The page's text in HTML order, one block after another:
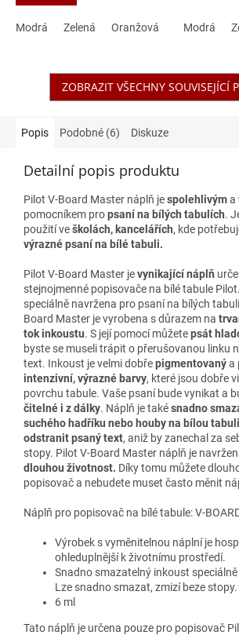
Modrá Zelená Oranžová Černá
Modrá
ZOBRAZIT VŠECHNY SOUVISEJÍCÍ
Popis Podobné (6) Diskuze
Detailní popis produktu
Pilot V-Board Master náplň jespolehlivýma
pomocníkem propsaní na bílých tabulích.
použití veškolách, kancelářích, kde
výrazné psaní na bílé tabuli.
Pilot V-Board Master jevynikající náplň
stejnojmenné popisovače na bílé tabule
speciálně navržena pro psaní na bílých
Board Master je vyrobena s důrazem na
tok inkoustu. S její pomocí můžetepsát
byste se museli trápit o přerušovanou linku
text. Inkoust je velmi dobřepigmentovanýa
intenzivní, výrazné barvy, které jsou dobře
povrchu tabule. Vaše psaní bude vynikat a
čitelné i z dálky. Náplň je takésnadno
suchého hadříku nebo houby na bílou tabuli
odstranit psaný text, aniž by zanechal za
stopy. Pilot V-Board Master náplň je
dlouhou životnost. Díky tomu můžete
popisovač a nebudete muset často měnit
Náplň pro popisovač na bílé tabule: V-
Výrobek s vyměnitelnou náplní je
ohleduplnější k životnímu prostředí.
Snadno smazatelný inkoust
Lze snadno smazat, zmizí beze stopy.
6 ml
Tato náplň je určena pouze pro popisovač